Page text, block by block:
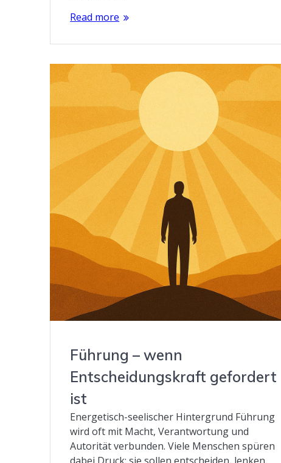
Read more
Führung – wenn
Entscheidungskraft gefordert
ist
Energetisch-seelischer Hintergrund Führung
wird oft mit Macht, Verantwortung und
Autorität verbunden. Viele Menschen spüren